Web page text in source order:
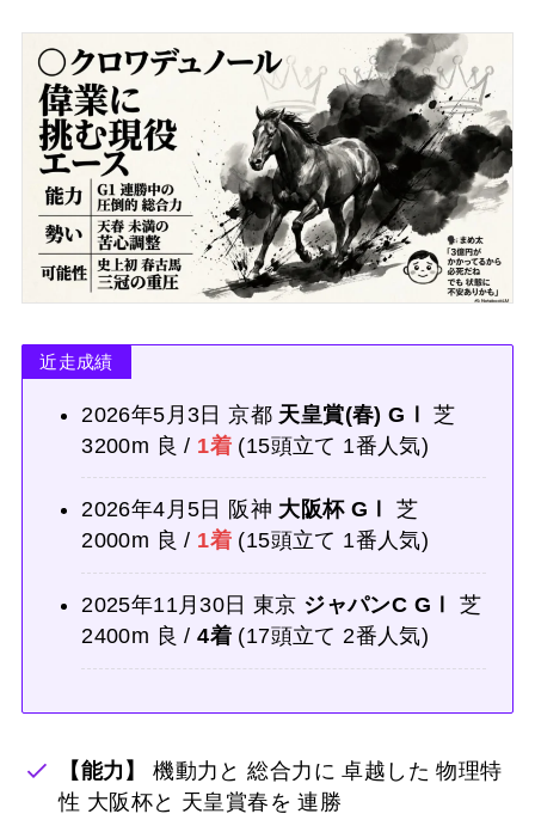
近走成績
2026年5月3日 京都 天皇賞(春) GⅠ 芝
3200m 良 / 1着 (15頭立て 1番人気)
2026年4月5日 阪神 大阪杯 GⅠ
芝
2000m 良 / 1着 (15頭立て 1番人気)
2025年11月30日 東京 ジャパンC GⅠ
芝
2400m 良 /4着 (17頭立て 2番人気)
【能力】
機動力と 総合力に 卓越した 物理特
性 大阪杯と 天皇賞春を 連勝